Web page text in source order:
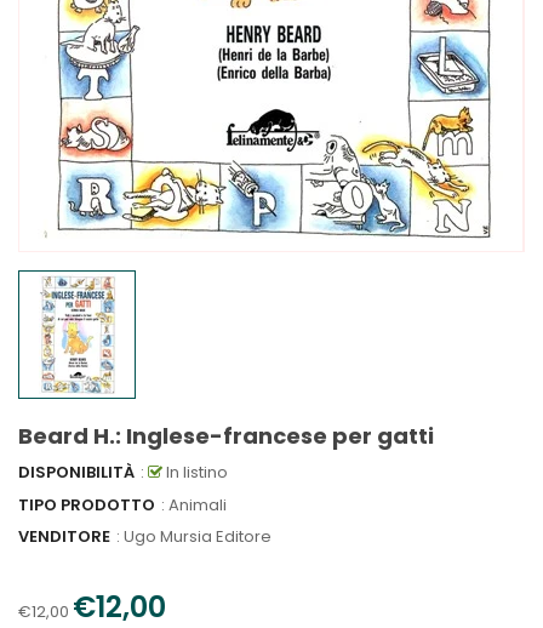
Beard H.: Inglese-francese per gatti
DISPONIBILITÀ :
In listino
TIPO PRODOTTO : Animali
VENDITORE : Ugo Mursia Editore
€12,00 €12,00